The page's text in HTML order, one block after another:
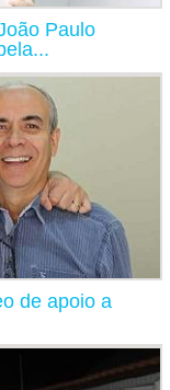
Paulo
de apoio a